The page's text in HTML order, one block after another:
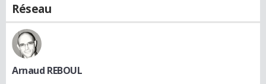
Réseau
Arnaud REBOUL